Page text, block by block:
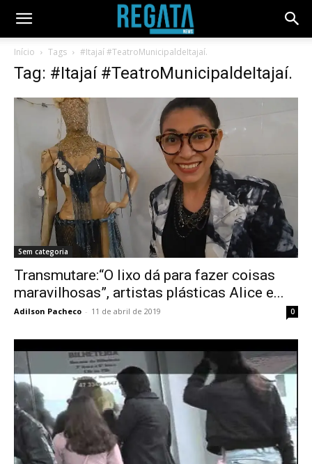
Início Tags #Itajaí #TeatroMunicipaldeItajaí.
Tag: #Itajaí #TeatroMunicipaldeItajaí.
Sem categoria
Transmutare:“O lixo dá para fazer coisas
maravilhosas”, artistas plásticas Alice e...
Adilson Pacheco - 11 de abril de 2019 0